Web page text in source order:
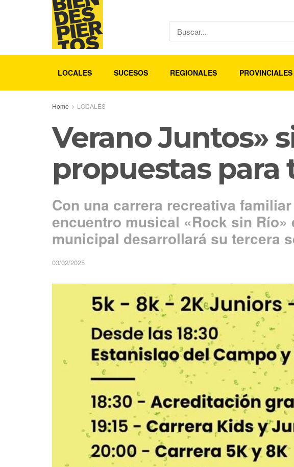
LOCALES SUCESOS REGIONALES PROVINCIALES
Home LOCALES
Verano Juntos»
propuestas para
Con una carrera recreativa
encuentro musical «Rock sin Río»
municipal desarrollará su tercera
03/02/2025